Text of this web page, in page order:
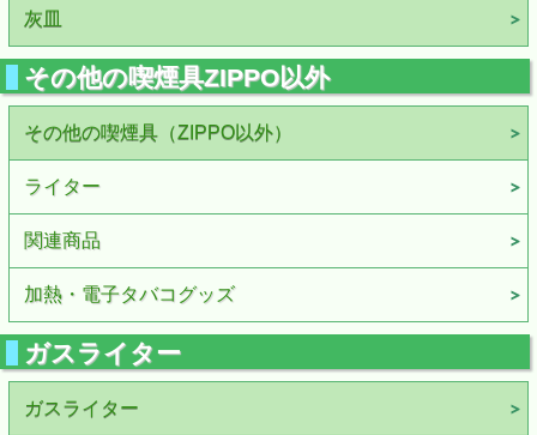
灰皿
その他の喫煙具ZIPPO以外
その他の喫煙具（ZIPPO以外）
ライター
関連商品
加熱・電子タバコグッズ
ガスライター
ガスライター